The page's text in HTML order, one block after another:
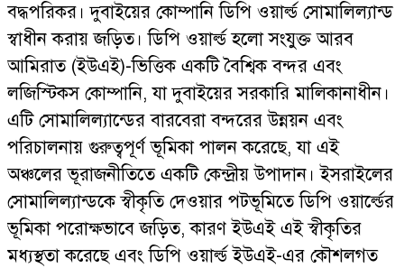
বদ্ধপরিকর। দুবাইয়ের কোম্পানি ডিপি ওয়ার্ল্ড সোমালিল্যান্ড
স্বাধীন করায় জড়িত। ডিপি ওয়ার্ল্ড হলো সংযুক্ত আরব
আমিরাত (ইউএই)-ভিত্তিক একটি বৈশ্বিক বন্দর এবং
লজিস্টিকস কোম্পানি, যা দুবাইয়ের সরকারি মালিকানাধীন।
এটি সোমালিল্যান্ডের বারবেরা বন্দরের উন্নয়ন এবং
পরিচালনায় গুরুত্বপূর্ণ ভূমিকা পালন করেছে, যা এই
অঞ্চলের ভূরাজনীতিতে একটি কেন্দ্রীয় উপাদান। ইসরাইলের
সোমালিল্যান্ডকে স্বীকৃতি দেওয়ার পটভূমিতে ডিপি ওয়ার্ল্ডের
ভূমিকা পরোক্ষভাবে জড়িত, কারণ ইউএই এই স্বীকৃতির
মধ্যস্থতা করেছে এবং ডিপি ওয়ার্ল্ড ইউএই-এর কৌশলগত